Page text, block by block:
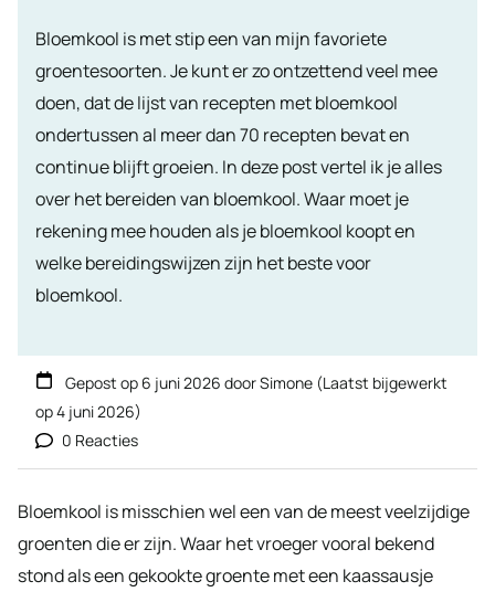
Bloemkool is met stip een van mijn favoriete
groentesoorten. Je kunt er zo ontzettend veel mee
doen, dat de lijst van recepten met bloemkool
ondertussen al meer dan 70 recepten bevat en
continue blijft groeien. In deze post vertel ik je alles
over het bereiden van bloemkool. Waar moet je
rekening mee houden als je bloemkool koopt en
welke bereidingswijzen zijn het beste voor
bloemkool.
Gepost op 6 juni 2026 doorSimone (Laatst bijgewerkt
op4 juni 2026)
0 Reacties
Bloemkool is misschien wel een van de meest veelzijdige
groenten die er zijn. Waar het vroeger vooral bekend
stond als een gekookte groente met een kaassausje